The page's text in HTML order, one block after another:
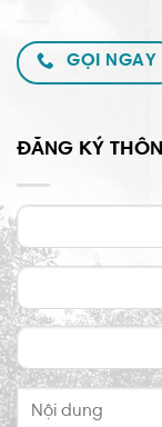
GỌI NGAY
ĐĂNG KÝ